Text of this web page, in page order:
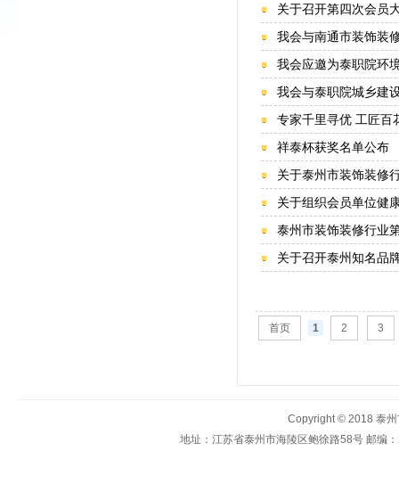
关于召开第四次会员
我会与南通市装饰装
我会应邀为泰职院环
我会与泰职院城乡建
专家千里寻优 工匠
祥泰杯获奖名单公布
关于泰州市装饰装修
关于组织会员单位健
泰州市装饰装修行业
关于召开泰州知名品
首页 1 2 3
Copyright © 2018 泰
地址： 江苏省泰州市海陵区鲍徐路58号 邮编